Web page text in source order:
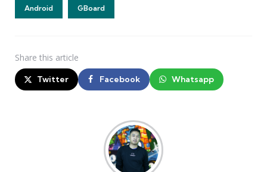
Android GBoard
Share this article
Twitter Facebook Whatsapp